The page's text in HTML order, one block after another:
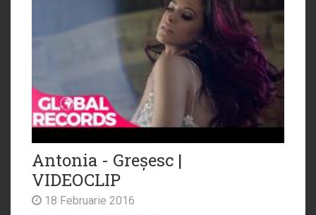
Antonia - Greșesc |
VIDEOCLIP
18 Februarie 2016